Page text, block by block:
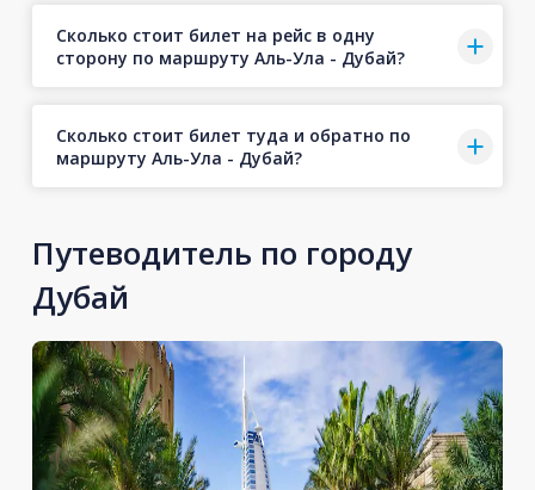
Сколько стоит билет на рейс в одну
сторону по маршруту Аль-Ула - Дубай?
Сколько стоит билет туда и обратно по
маршруту Аль-Ула - Дубай?
Путеводитель по городу
Дубай